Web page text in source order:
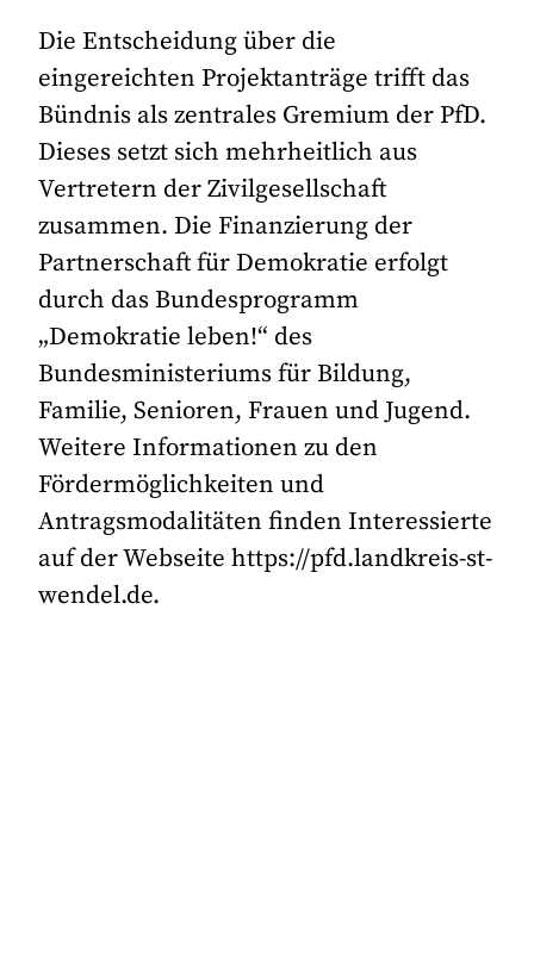
Die Entscheidung über die
eingereichten Projektanträge trifft das
Bündnis als zentrales Gremium der PfD.
Dieses setzt sich mehrheitlich aus
Vertretern der Zivilgesellschaft
zusammen. Die Finanzierung der
Partnerschaft für Demokratie erfolgt
durch das Bundesprogramm
„Demokratie leben!“ des
Bundesministeriums für Bildung,
Familie, Senioren, Frauen und Jugend.
Weitere Informationen zu den
Fördermöglichkeiten und
Antragsmodalitäten finden Interessierte
auf der Webseite https://pfd.landkreis-st-
wendel.de.